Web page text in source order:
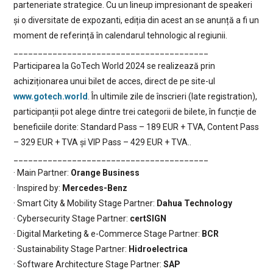
parteneriate strategice. Cu un lineup impresionant de speakeri
și o diversitate de expozanti, ediția din acest an se anunță a fi un
moment de referință în calendarul tehnologic al regiunii.
Participarea la GoTech World 2024 se realizează prin
achiziționarea unui bilet de acces, direct de pe site-ul
www.gotech.world. În ultimile zile de înscrieri (late registration),
participanții pot alege dintre trei categorii de bilete, în funcție de
beneficiile dorite: Standard Pass – 189 EUR + TVA, Content Pass
– 329 EUR + TVA și VIP Pass – 429 EUR + TVA..
· Main Partner: Orange Business
· Inspired by: Mercedes-Benz
· Smart City & Mobility Stage Partner: Dahua Technology
· Cybersecurity Stage Partner: certSIGN
· Digital Marketing & e-Commerce Stage Partner: BCR
· Sustainability Stage Partner: Hidroelectrica
· Software Architecture Stage Partner: SAP